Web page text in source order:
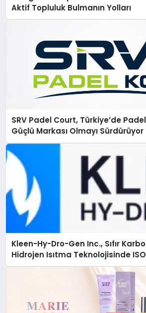
Aktif Topluluk Bulmanın Yolları
SRV Padel Court, Türkiye’de Padel
Güçlü Markası Olmayı Sürdürüyor
Kleen-Hy-Dro-Gen Inc., Sıfır
Hidrojen Isıtma Teknolojisinde
Düzenleyici Onaylarını Aldı